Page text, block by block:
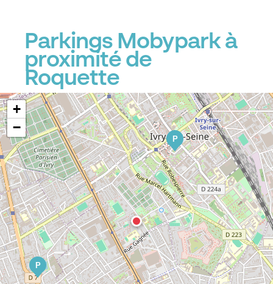
Parkings Mobypark à
proximité de
Roquette
P
P
+
−